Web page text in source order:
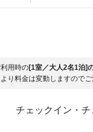
用時の[1室／大人2名1泊]
り料金は変動しますのでご
チェックイン・